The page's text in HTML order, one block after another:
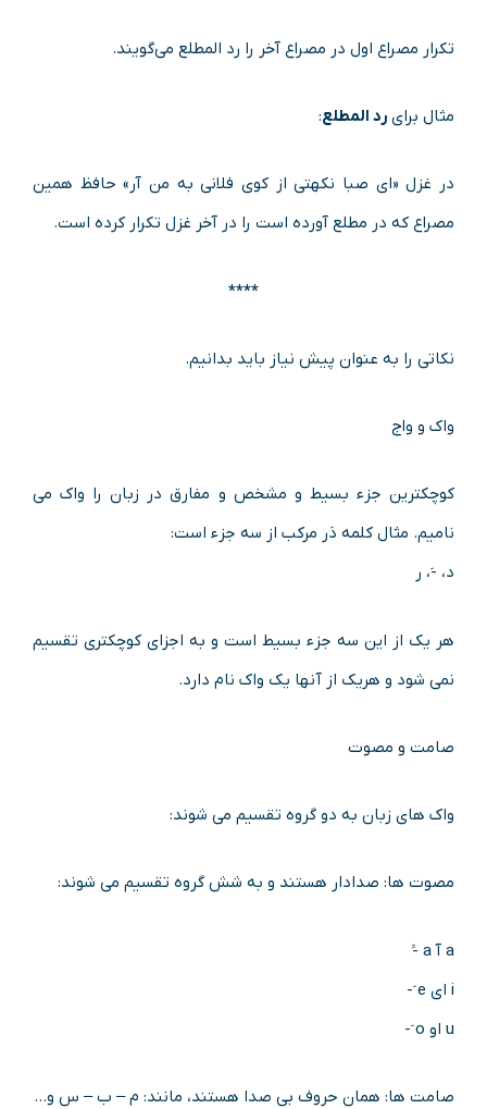
تکرار مصراع اول در مصراع آخر را رد المطلع می‌گویند.
مثال برای رد المطلع:
در غزل «ای صبا نکهتی از کوی فلانی به من آر» حافظ همین
مصراع که در مطلع آورده است را در آخر غزل تکرار کرده است.
****
نکاتی را به عنوان پیش نیاز باید بدانیم.
واک و واج
کوچکترین جزء بسیط و مشخص و مفارق در زبان را واک می
نامیم. مثال کلمه دَر مرکب از سه جزء است:
د، -َ، ر
هر یک از این سه جزء بسیط است و به اجزای کوچکتری تقسیم
نمی شود و هریک از آنها یک واک نام دارد.
صامت و مصوت
واک های زبان به دو گروه تقسیم می شوند:
مصوت ها: صدادار هستند و به شش گروه تقسیم می شوند:
a آ a -ََ
i ای e َ-
u او o َ-
صامت ها: همان حروف بی صدا هستند، مانند: م – ب – س و…